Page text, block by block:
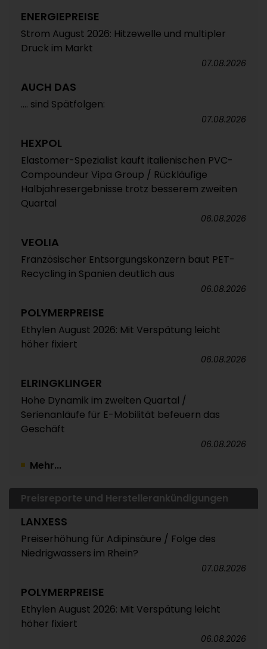
ENERGIEPREISE
Strom August 2026: Hitzewelle und multipler
Druck im Markt
07.08.2026
AUCH DAS
.... sind Spätfolgen:
07.08.2026
HEXPOL
Elastomer-Spezialist kauft italienischen PVC-
Compoundeur Vipa Group / Rückläufige
Halbjahresergebnisse trotz besserem zweiten
Quartal
06.08.2026
VEOLIA
Französischer Entsorgungskonzern baut PET-
Recycling in Spanien deutlich aus
06.08.2026
POLYMERPREISE
Ethylen August 2026: Mit Verspätung leicht
höher fixiert
06.08.2026
ELRINGKLINGER
Hohe Dynamik im zweiten Quartal /
Serienanläufe für E-Mobilität befeuern das
Geschäft
06.08.2026
Mehr...
Preisreporte und Herstellerankündigungen
LANXESS
Preiserhöhung für Adipinsäure / Folge des
Niedrigwassers im Rhein?
07.08.2026
POLYMERPREISE
Ethylen August 2026: Mit Verspätung leicht
höher fixiert
06.08.2026